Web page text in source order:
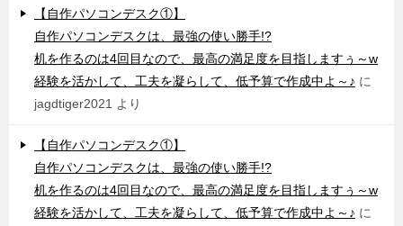
【自作パソコンデスク①】
自作パソコンデスクは、最強の使い勝手!?
机を作るのは4回目なので、最高の満足度を目指しますぅ～w
経験を活かして、工夫を凝らして、低予算で作成中よ～♪ に
jagdtiger2021 より
【自作パソコンデスク①】
自作パソコンデスクは、最強の使い勝手!?
机を作るのは4回目なので、最高の満足度を目指しますぅ～w
経験を活かして、工夫を凝らして、低予算で作成中よ～♪ に